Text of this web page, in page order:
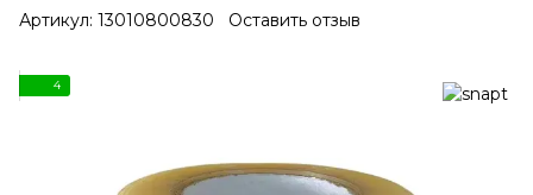
Артикул: 13010800830 Оставить отзыв
4